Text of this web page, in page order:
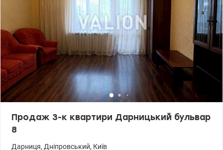
Продаж 3-к квартири Дарницький бульвар
8
Дарниця, Дніпровський, Київ